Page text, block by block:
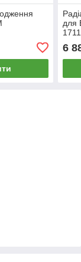
для
6